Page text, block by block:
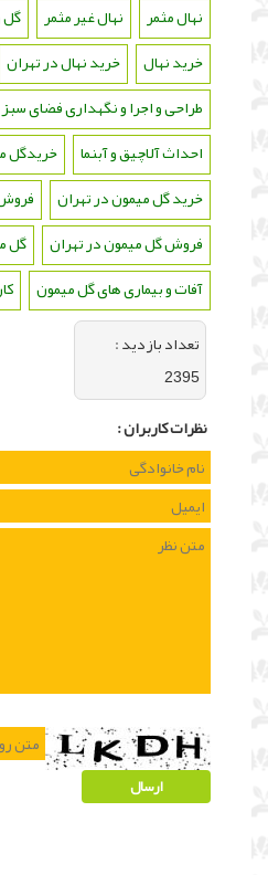
نهال مثمر
نهال غیر مثمر گل
خرید نهال
خرید نهال در تهران
طراحی و اجرا و نگهداری فضای سبز
احداث آلاچیق و آبنما
خریدگل
خرید گل میمون در تهران
فروش گل میمون در تهران
گل
آفات و بیماری های گل میمون
تعداد بازديد :
2395
نظرات كاربران :